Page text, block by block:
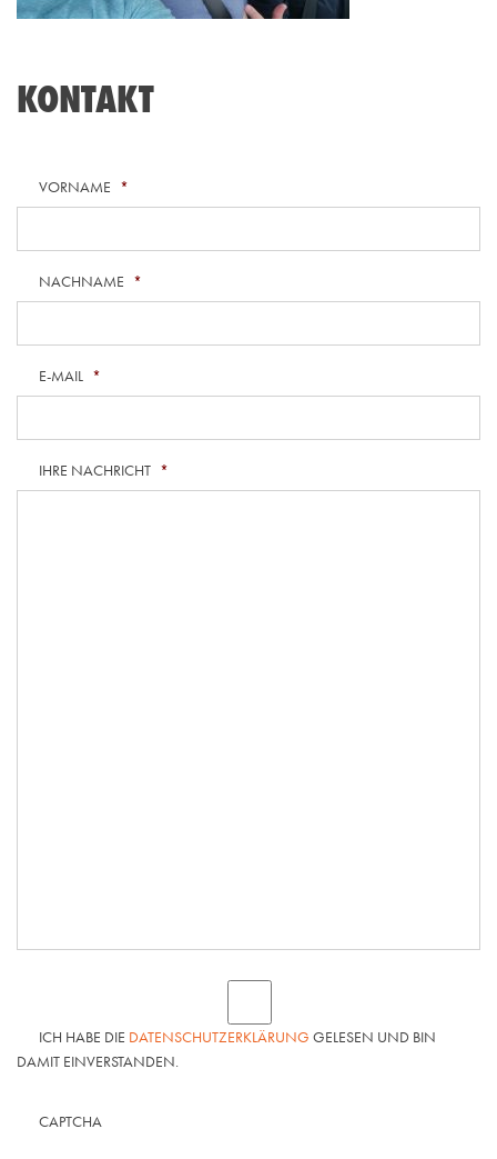
KONTAKT
VORNAME *
NACHNAME *
E-MAIL *
IHRE NACHRICHT *
ICH HABE DIE DATENSCHUTZERKLÄRUNG GELESEN UND BIN
DAMIT EINVERSTANDEN.
CAPTCHA